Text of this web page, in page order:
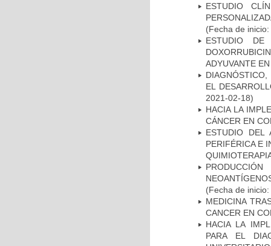
ESTUDIO
(Fecha de
ESTUDIO DE
ADYUVANTE
EL
2021-02-18)
HACIA LA
CÁNCER EN
ESTUDIO DEL
PERIFÉRICA E
(Fecha de
MEDICINA
CANCER EN
HACIA LA
PARA EL